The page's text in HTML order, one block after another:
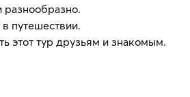
разнообразно.
путешествии.
этот тур друзьям и знакомым.